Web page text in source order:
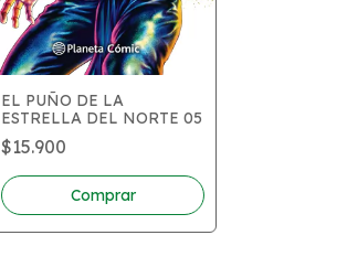
EL PUÑO DE LA
ESTRELLA DEL NORTE 05
$15.900